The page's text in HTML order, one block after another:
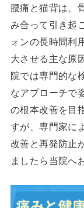
腰痛と猫背は、
み合って引き起
ォンの長時間利
大させる主な原
院では専門的な
なアプローチで
の根本改善を目
すが、専門家に
改善と再発防止
ましたら当院へ